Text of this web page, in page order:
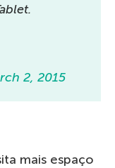
2, 2015
mais espaço